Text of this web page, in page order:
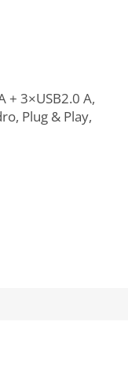
+ 3×USB2.0 A,
Plug & Play,